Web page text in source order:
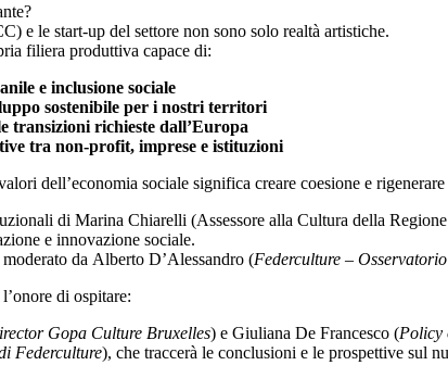
e le start-up del settore non sono solo realtà artistiche.
filiera produttiva capace di:
e inclusione sociale
sostenibile per i nostri territori
transizioni richieste dall’Europa
tra non-profit, imprese e istituzioni
dell’economia sociale significa creare coesione e
di Marina Chiarelli (Assessore alla Cultura della
e innovazione sociale.
da Alberto D’Alessandro (Federculture –
di ospitare:
Gopa Culture Bruxelles) e Giuliana De Francesco (Policy
Federculture), che traccerà le conclusioni e le prospettive sul